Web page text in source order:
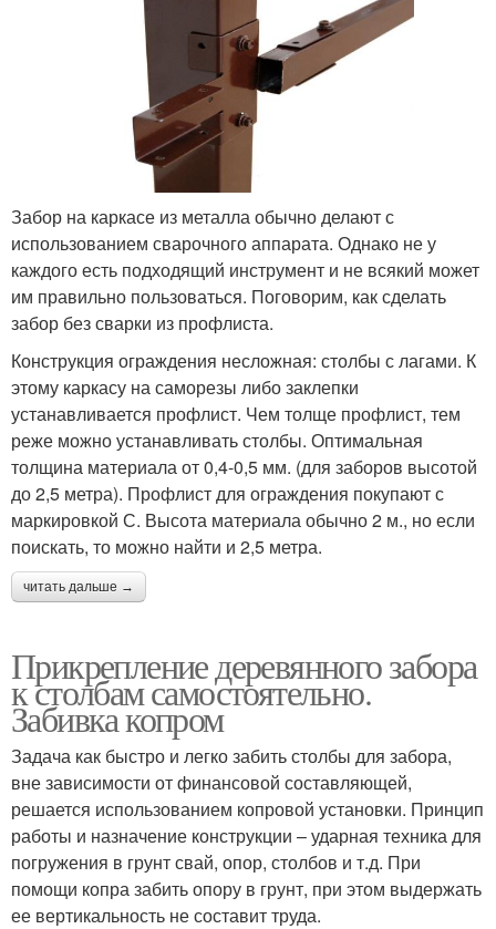
Забор на каркасе из металла обычно делают с
использованием сварочного аппарата. Однако не у
каждого есть подходящий инструмент и не всякий может
им правильно пользоваться. Поговорим, как сделать
забор без сварки из профлиста.
Конструкция ограждения несложная: столбы с лагами. К
этому каркасу на саморезы либо заклепки
устанавливается профлист. Чем толще профлист, тем
реже можно устанавливать столбы. Оптимальная
толщина материала от 0,4-0,5 мм. (для заборов высотой
до 2,5 метра). Профлист для ограждения покупают с
маркировкой С. Высота материала обычно 2 м., но если
поискать, то можно найти и 2,5 метра.
читать дальше →
Прикрепление деревянного забора
к столбам самостоятельно.
Забивка копром
Задача как быстро и легко забить столбы для забора,
вне зависимости от финансовой составляющей,
решается использованием копровой установки. Принцип
работы и назначение конструкции – ударная техника для
погружения в грунт свай, опор, столбов и т.д. При
помощи копра забить опору в грунт, при этом выдержать
ее вертикальность не составит труда.